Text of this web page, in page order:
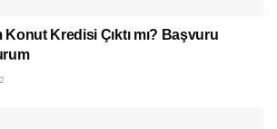
Konut Kredisi Çıktı mı? Başvuru